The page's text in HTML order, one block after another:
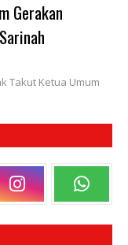
Gerakan
Takut Ketua Umum